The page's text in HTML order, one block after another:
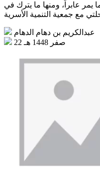
يمر عابراً، ومنها ما يترك في
عبدالكريم بن دهام الدهام
22 صفر 1448 هـ